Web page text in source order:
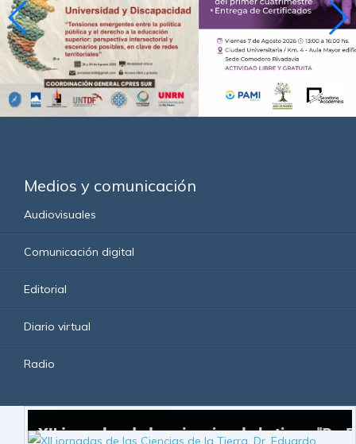
Medios y comunicación
Audiovisuales
Comunicación digital
Editorial
Diario virtual
Radio